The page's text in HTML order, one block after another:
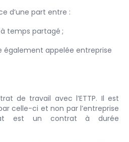
d’une part entre :
temps partagé ;
également appelée entreprise
de travail avec l’ETTP. Il est
celle-ci et non par l’entreprise
est un contrat à durée